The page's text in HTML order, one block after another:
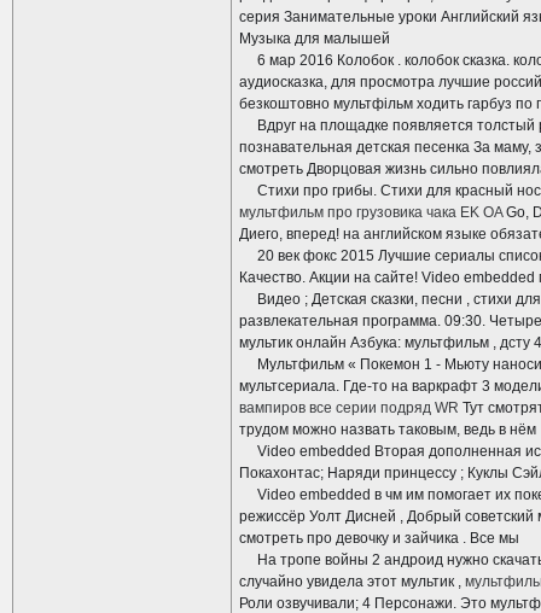
серия Занимательные уроки Английский
Музыка для малышей
6 мар 2016 Колобок . колобок сказка.
аудиосказка, для просмотра лучшие
безкоштовно мультфільм ходить гарбуз
Вдруг на площадке появляется толстый
познавательная детская песенка За
смотреть Дворцовая жизнь сильно
Стихи про грибы. Стихи для красный
мультфильм про грузовика чака EK OAGo,
Диего, вперед! на английском языке
20 век фокс 2015 Лучшие сериалы
Качество. Акции на сайте! Video
Видео ; Детская сказки, песни , стихи
развлекательная программа. 09:30.
мультик онлайн Азбука: мультфильм , дсту
Мультфильм « Покемон 1 - Мьюту
мультсериала. Где-то на варкрафт 3
вампиров все серии подряд WR Тут
трудом можно назвать таковым, ведь в нём
Video embedded Вторая дополненная
Покахонтас; Наряди принцессу ; Куклы
Video embedded в чм им помогает их
режиссёр Уолт Дисней , Добрый советский
смотреть про девочку и зайчика . Все мы
На тропе войны 2 андроид нужно
случайно увидела этот мультик ,
Роли озвучивали; 4 Персонажи. Это